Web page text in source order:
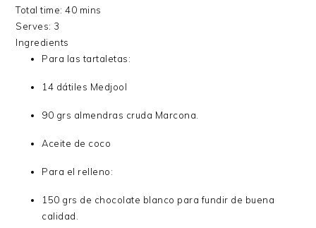
Total time:40 mins
Serves: 3
Ingredients
Para las tartaletas:
14 dátiles Medjool
90 grs almendras cruda Marcona.
Aceite de coco
Para el relleno:
150 grs de chocolate blanco para fundir de buena
calidad.